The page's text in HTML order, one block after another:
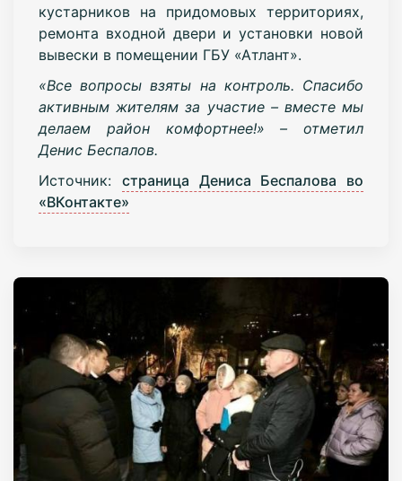
кустарников на придомовых территориях,
ремонта входной двери и установки новой
вывески в помещении ГБУ «Атлант».
«Все вопросы взяты на контроль. Спасибо
активным жителям за участие – вместе мы
делаем район комфортнее!» – отметил
Денис Беспалов.
Источник: страница Дениса Беспалова во
«ВКонтакте»